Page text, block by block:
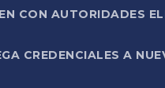
CON AUTORIDADES
CREDENCIALES A